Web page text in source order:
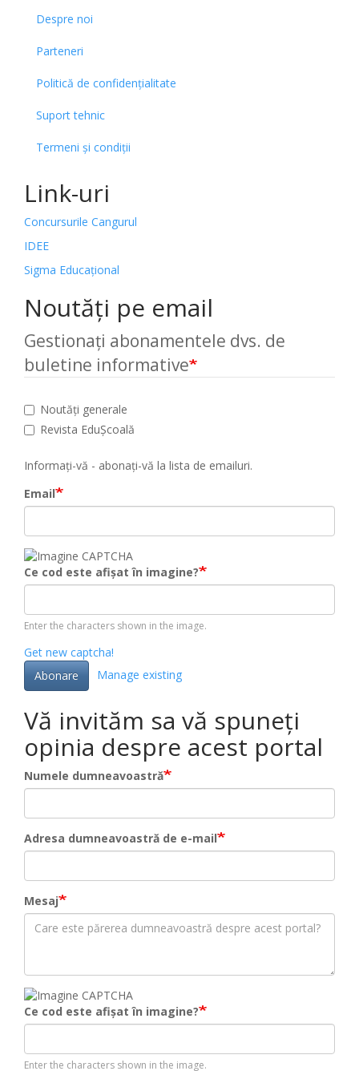
Despre noi
Parteneri
Politică de confidențialitate
Suport tehnic
Termeni și condiții
Link-uri
Concursurile Cangurul
IDEE
Sigma Educațional
Noutăți pe email
Gestionați abonamentele dvs. de
buletine informative
Noutăți generale
Revista EduȘcoală
Informați-vă - abonați-vă la lista de emailuri.
Email
Ce cod este afișat în imagine?
Enter the characters shown in the image.
Get new captcha!
Abonare
Manage existing
Vă invităm sa vă spuneți
opinia despre acest portal
Numele dumneavoastră
Adresa dumneavoastră de e-mail
Mesaj
Ce cod este afișat în imagine?
Enter the characters shown in the image.